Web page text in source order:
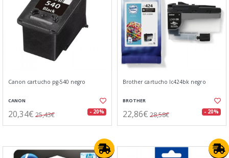
Canon cartucho pg-540 negro
CANON
20,34€ 25,43€ - 20%
Brother cartucho lc424bk negro
BROTHER
22,86€ 28,58€ - 20%